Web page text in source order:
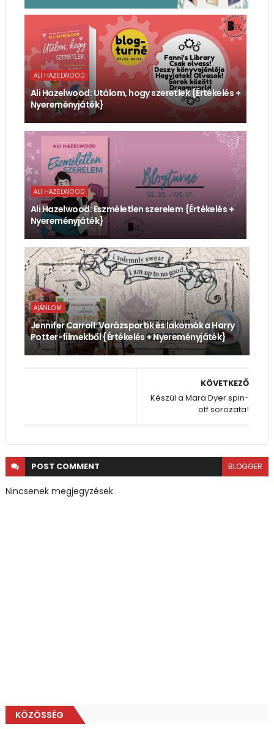
ALI HAZELWOOD
Ali Hazelwood: Utálom, ​hogy szeretlek {Értékelés +
Nyereményjáték}
ALI HAZELWOOD
Ali Hazelwood: Eszméletlen ​szerelem {Értékelés +
Nyereményjáték}
AJÁNLOM
Jennifer Carroll: Varázspartik ​és lakomák a Harry
Potter-filmekből {Értékelés + Nyereményjáték}
KÖVETKEZŐ
Készül a Mara Dyer spin-
off sorozata!
POST COMMENT BLOGGER
Nincsenek megjegyzések
KÖZÖSSÉG